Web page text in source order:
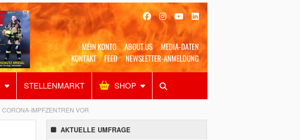
MEIN KONTO ABOUT US
MEDIA-DATEN
KONTAKT
FEED NEWSLETTER-ANMELDUNG
STELLENMARKT SHOP
Alles Shop SUCHEN
IMPFZENTREN VOR
AKTUELLE UMFRAGE